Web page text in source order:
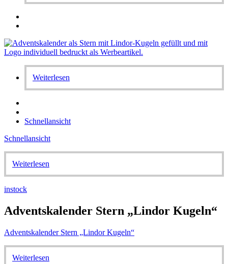
Weiterlesen
Schnellansicht
Schnellansicht
Weiterlesen
instock
Adventskalender Stern „Lindor Kugeln“
Adventskalender Stern „Lindor Kugeln“
Weiterlesen